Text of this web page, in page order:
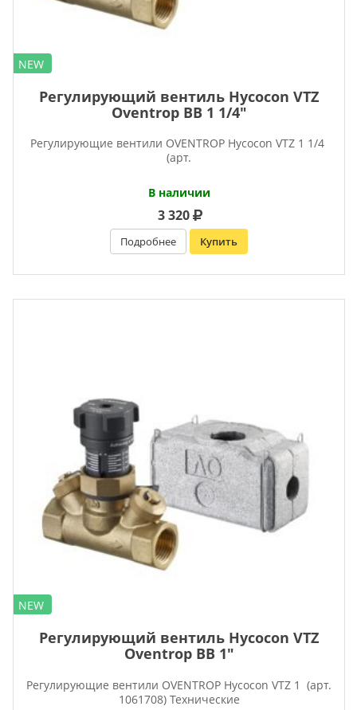
NEW
Регулирующий вентиль Hycocon VTZ
Oventrop ВВ 1 1/4″
Регулирующие вентили OVENTROP Hycocon VTZ 1 1/4
(арт.
В наличии
3 320
Подробнее Купить
NEW
Регулирующий вентиль Hycocon VTZ
Oventrop ВВ 1″
Регулирующие вентили OVENTROP Hycocon VTZ 1 (арт.
1061708) Технические